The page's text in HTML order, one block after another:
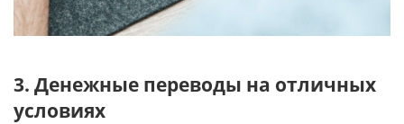
3. Денежные переводы на отличных
условиях